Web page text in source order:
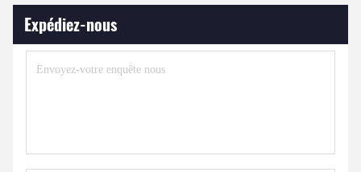
Expédiez-nous